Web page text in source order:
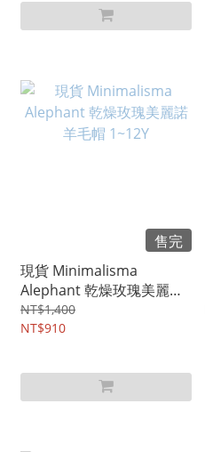
售完
現貨 Minimalisma
Alephant 乾燥玫瑰美麗諾
羊毛帽 1~12Y
NT$1,400
NT$910